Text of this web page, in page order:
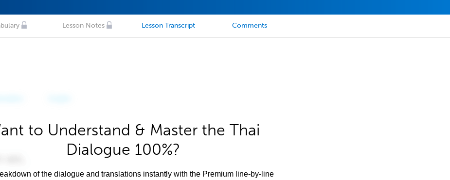
Lesson Notes Lesson Transcript Comments
to Understand & Master the Thai
Dialogue 100%?
of the dialogue and translations instantly with the Premium line-by-line